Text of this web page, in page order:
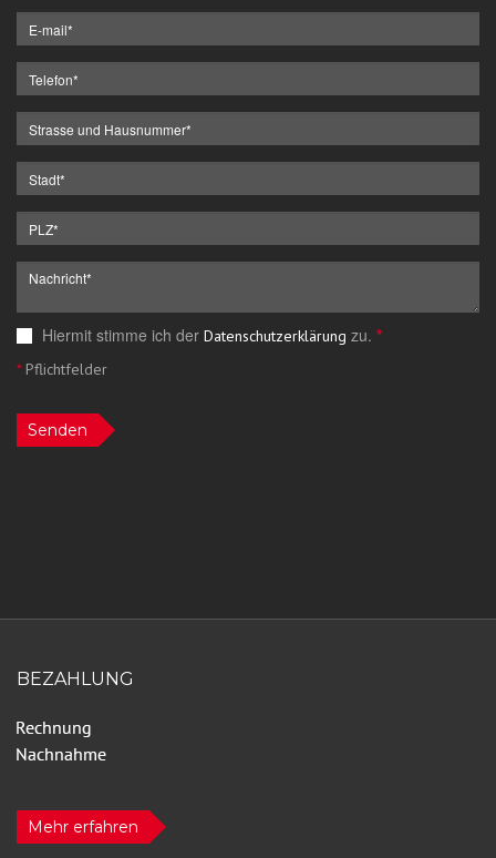
Hiermit stimme ich der Datenschutzerklärung zu. *
*Pflichtfelder
Senden
BEZAHLUNG
Mehr erfahren